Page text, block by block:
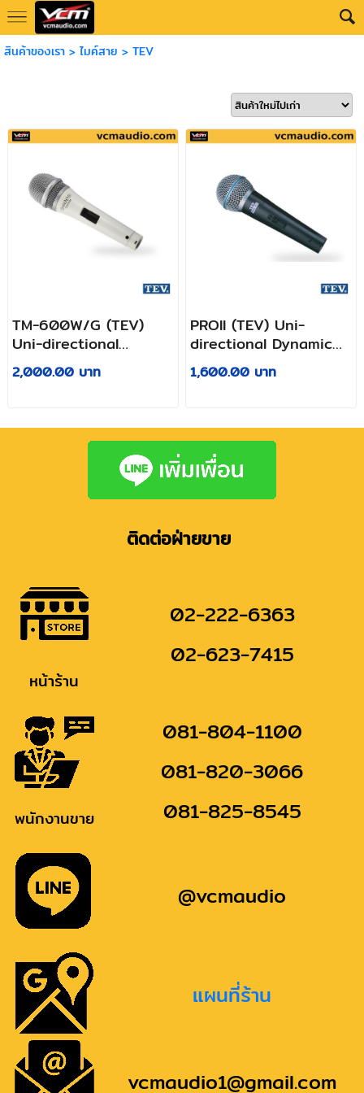
สินค้าของเรา> ไมค์สาย > TEV
TM-600W/G (TEV)
Uni-directional
Dynamic Microphone
2,000.00 บาท
PROII (TEV) Uni-
directional Dynamic
Microphone
1,600.00 บาท
ติดต่อฝ่ายขาย
หน้าร้าน
02-222-6363
02-623-7415
พนักงานขาย
081-804-1100
081-820-3066
081-825-8545
@vcmaudio
แผนที่ร้าน
vcmaudio1@gmail.com